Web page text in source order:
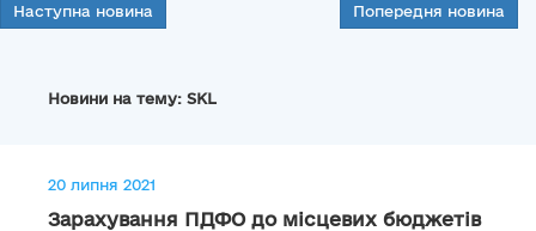
Наступна новина Попередня новина
Новини на тему: SKL
20 липня 2021
Зарахування ПДФО до місцевих бюджетів